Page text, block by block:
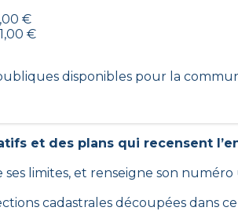
€
€
disponibles pour la
et des plans qui recensent
limites, et renseigne son
cadastrales découpées dans